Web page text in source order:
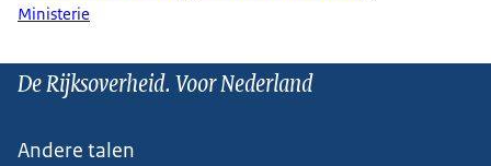
Ministerie
De Rijksoverheid. Voor Nederland
Andere talen